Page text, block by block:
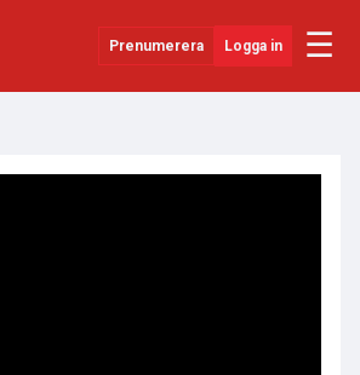
Prenumerera Logga in ☰